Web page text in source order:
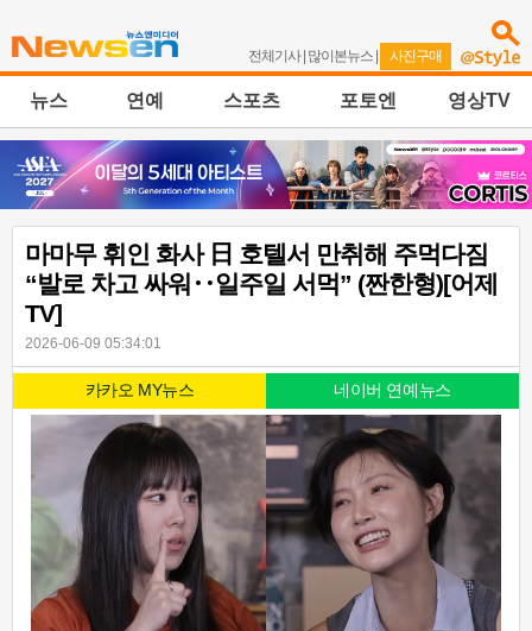
전체기사| 많이본뉴스 | 사진구매
뉴스 연예 스포츠 포토엔 영상TV
마마무 휘인 화사 日 호텔서 만취해 주먹다짐
“발로 차고 싸워‥일주일 서먹” (짠한형)[어제
TV]
2026-06-09 05:34:01
카카오 MY뉴스 네이버 연예뉴스